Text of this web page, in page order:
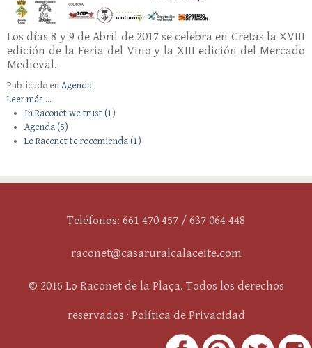
Los días 8 y 9 de Abril de 2017 se celebra en Cretas la XVIII
edición de la Feria del Vino y la XIII edición del Mercado
Medieval.
Publicado enAgenda
Leer más ...
In Raconet we trust (1)
Agenda (5)
Lo Raconet te recomienda (1)
Teléfonos: 661 470 457 / 637 064 448
raconet@casaruralcalaceite.com
© 2016 Lo Raconet de la Plaça. Todos los derechos
reservados · Política de Privacidad